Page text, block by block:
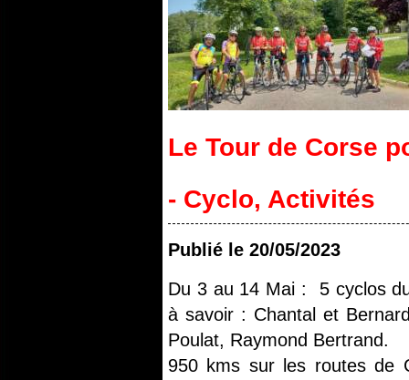
Le Tour de Corse
- Cyclo, Activités
Publié le 20/05/2023
Du 3 au 14 Mai : 5 cyclos
à savoir : Chantal et
Poulat, Raymond Bertrand.
950 kms sur les routes de